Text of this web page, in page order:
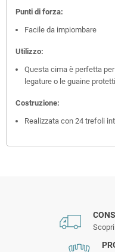
Punti di forza:
Facile da impiombare
Utilizzo:
Questa cima è perfetta per
legature o le guaine
Costruzione:
Realizzata con 24 trefoli